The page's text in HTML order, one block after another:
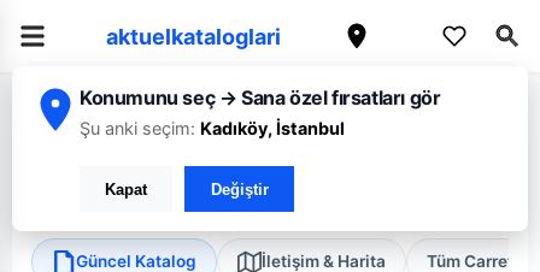
aktuelkataloglari
Konumunu seç → Sana özel fırsatları gör
Şu anki seçim: Kadıköy, İstanbul
Kapat Değiştir
Ana Sayfa/Antalya/ CarrefourSA/Antalya Kadriye Süper
CarrefourSA Antalya Kadriye Süper
Serik, Antalya •
Güncel Katalog İletişim & Harita Tüm